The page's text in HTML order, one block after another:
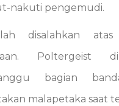
nakuti pengemudi.
disalahkan atas
Poltergeist
bagian
malapetaka saat